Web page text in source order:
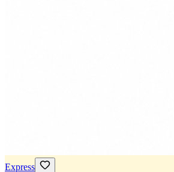
Express